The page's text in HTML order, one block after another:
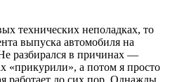
технических неполадках, то
выпуска автомобиля на
разбирался в причинах —
«прикурили», а потом я просто
работает до сих пор. Однажды